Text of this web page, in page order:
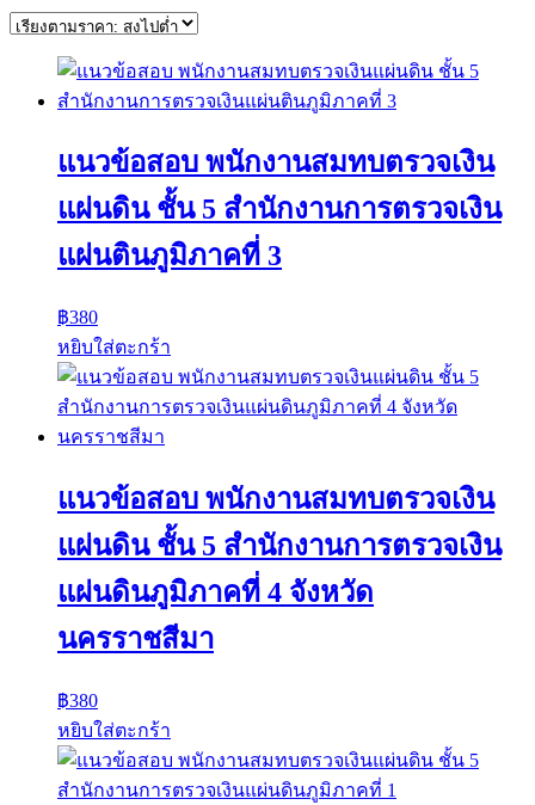
to
low
แนวข้อสอบ พนักงานสมทบตรวจเงิน
แผ่นดิน ชั้น 5 สำนักงานการตรวจเงิน
แผ่นตินภูมิภาคที่ 3
฿380
หยิบใส่ตะกร้า
แนวข้อสอบ พนักงานสมทบตรวจเงิน
แผ่นดิน ชั้น 5 สำนักงานการตรวจเงิน
แผ่นดินภูมิภาคที่ 4 จังหวัด
นครราชสีมา
฿380
หยิบใส่ตะกร้า